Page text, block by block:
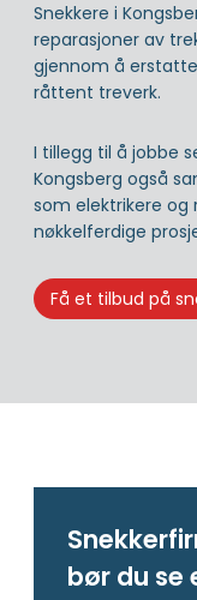
Snekkere i
reparasjoner av
gjennom å
råttent treverk.
I tillegg til å jobbe
Kongsberg også
som elektrikere og
nøkkelferdige
Få et tilbud på
bør du se